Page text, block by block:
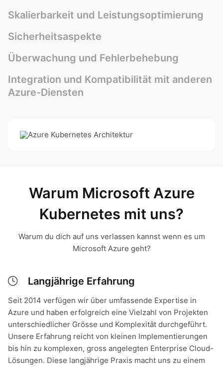
Skalierbarkeit und Leistungsoptimierung
Sicherheitsaspekte
Überwachung und Fehlerbehebung
Integration und Kompatibilität mit anderen
Azure-Diensten
Warum Microsoft Azure
Kubernetes mit uns?
Warum du dich auf uns verlassen kannst wenn es um
Microsoft Azure geht?
Langjährige Erfahrung
Seit 2014 verfügen wir über umfassende Expertise in
Azure und haben erfolgreich eine Vielzahl von Projekten
unterschiedlicher Grösse und Komplexität durchgeführt.
Unsere Erfahrung reicht von kleinen Implementierungen
bis hin zu komplexen, gross angelegten Enterprise Cloud-
Lösungen. Diese langjährige Praxis macht uns zu einem